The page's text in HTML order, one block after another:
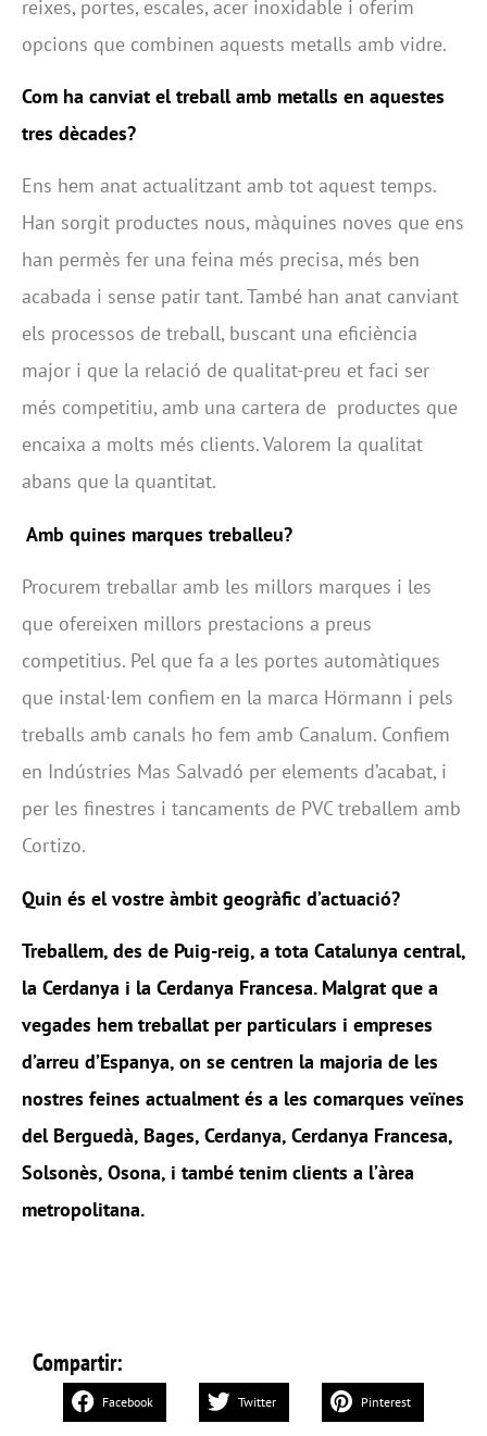
reixes, portes, escales, acer inoxidable i oferim
opcions que combinen aquests metalls amb vidre.
Com ha canviat el treball amb metalls en aquestes
tres dècades?
Ens hem anat actualitzant amb tot aquest temps.
Han sorgit productes nous, màquines noves que ens
han permès fer una feina més precisa, més ben
acabada i sense patir tant. També han anat canviant
els processos de treball, buscant una eficiència
major i que la relació de qualitat-preu et faci ser
més competitiu, amb una cartera de productes que
encaixa a molts més clients. Valorem la qualitat
abans que la quantitat.
Amb quines marques treballeu?
Procurem treballar amb les millors marques i les
que ofereixen millors prestacions a preus
competitius. Pel que fa a les portes automàtiques
que instal·lem confiem en la marca Hörmann i pels
treballs amb canals ho fem amb Canalum. Confiem
en Indústries Mas Salvadó per elements d’acabat, i
per les finestres i tancaments de PVC treballem amb
Cortizo.
Quin és el vostre àmbit geogràfic d’actuació?
Treballem, des de Puig-reig, a tota Catalunya central,
la Cerdanya i la Cerdanya Francesa. Malgrat que a
vegades hem treballat per particulars i empreses
d’arreu d’Espanya, on se centren la majoria de les
nostres feines actualment és a les comarques veïnes
del Berguedà, Bages, Cerdanya, Cerdanya Francesa,
Solsonès, Osona, i també tenim clients a l’àrea
metropolitana.
Compartir:
Facebook Twitter Pinterest